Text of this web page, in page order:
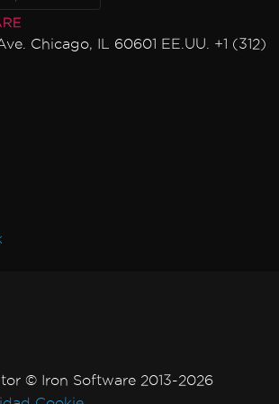
view to string
Bookmarks & Metadata
Delay & Timeout
Memory Usage
Memory in Linux/WSL
Chicago, IL 60601 EE.UU. +1 (312)
© Iron Software 2013-2026